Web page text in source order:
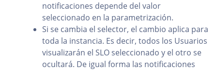
notificaciones depende del valor
seleccionado en la parametrización.
Si se cambia el selector, el cambio aplica para
toda la instancia. Es decir, todos los Usuarios
visualizarán el SLO seleccionado y el otro se
ocultará. De igual forma las notificaciones